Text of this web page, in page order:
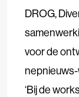
DROG,
voor de
‘Bij de